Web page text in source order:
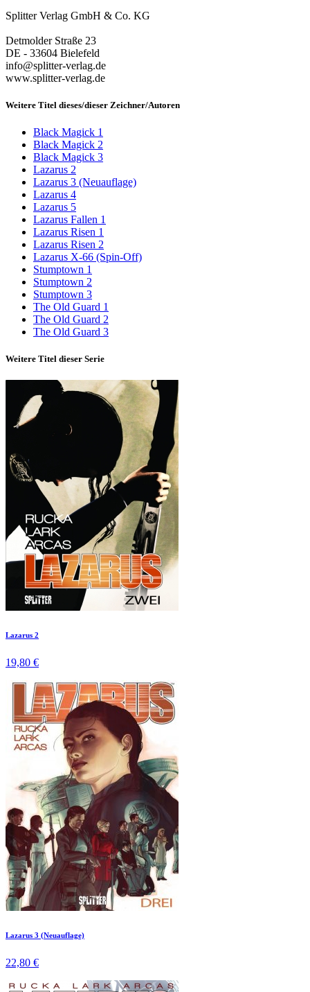
Splitter Verlag GmbH & Co. KG
Detmolder Straße 23
DE - 33604 Bielefeld
info@splitter-verlag.de
www.splitter-verlag.de
Weitere Titel dieses/dieser Zeichner/Autoren
Black Magick 1
Black Magick 2
Black Magick 3
Lazarus 2
Lazarus 3 (Neuauflage)
Lazarus 4
Lazarus 5
Lazarus Fallen 1
Lazarus Risen 1
Lazarus Risen 2
Lazarus X-66 (Spin-Off)
Stumptown 1
Stumptown 2
Stumptown 3
The Old Guard 1
The Old Guard 2
The Old Guard 3
Weitere Titel dieser Serie
Lazarus 2
19,80 €
Lazarus 3 (Neuauflage)
22,80 €